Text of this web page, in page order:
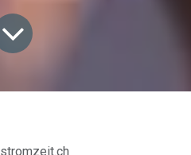
stromzeit.ch